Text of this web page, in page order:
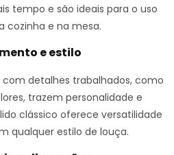
tempo e são ideais para o uso
cozinha e na mesa.
e estilo
detalhes trabalhados, como
trazem personalidade e
clássico oferece versatilidade
qualquer estilo de louça.